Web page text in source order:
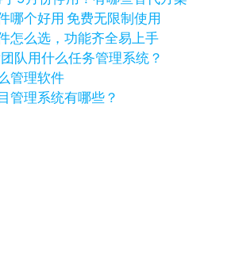
哪个好用 免费无限制使用
怎么选，功能齐全易上手
队用什么任务管理系统？
管理软件
管理系统有哪些？